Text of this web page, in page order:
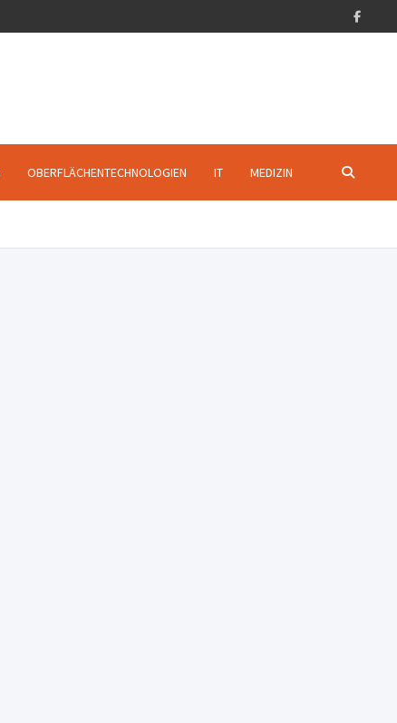
OBERFLÄCHENTECHNOLOGIEN IT MEDIZIN